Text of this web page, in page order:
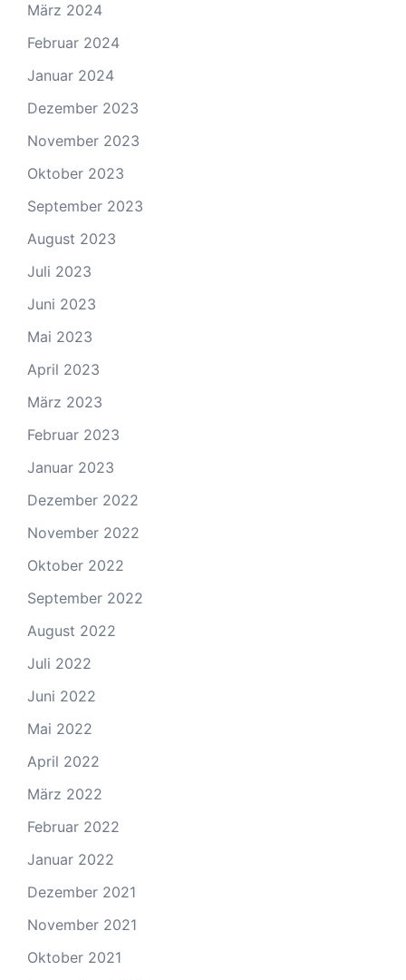
März 2024
Februar 2024
Januar 2024
Dezember 2023
November 2023
Oktober 2023
September 2023
August 2023
Juli 2023
Juni 2023
Mai 2023
April 2023
März 2023
Februar 2023
Januar 2023
Dezember 2022
November 2022
Oktober 2022
September 2022
August 2022
Juli 2022
Juni 2022
Mai 2022
April 2022
März 2022
Februar 2022
Januar 2022
Dezember 2021
November 2021
Oktober 2021